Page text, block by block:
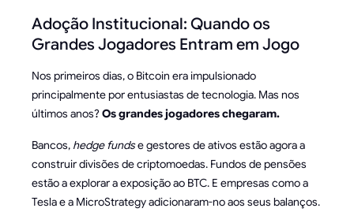
Adoção Institucional: Quando os
Grandes Jogadores Entram em Jogo
Nos primeiros dias, o Bitcoin era impulsionado
principalmente por entusiastas de tecnologia. Mas nos
últimos anos?Os grandes jogadores chegaram.
Bancos, hedge fundse gestores de ativos estão agora a
construir divisões de criptomoedas. Fundos de pensões
estão a explorar a exposição ao BTC. E empresas como a
Tesla e a MicroStrategy adicionaram-no aos seus balanços.